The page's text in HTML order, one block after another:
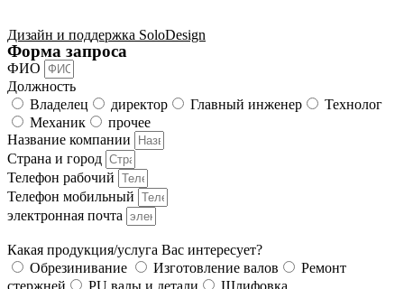
Дизайн и поддержка SoloDesign
Форма запроса
ФИО
Должность
Владелец
директор Главный инженер
Технолог
Механик
прочее
Название компании
Страна и город
Телефон рабочий
Телефон мобильный
электронная почта
Какая продукция/услуга Вас интересует?
Обрезинивание
Изготовление валов
Ремонт
стержней
PU валы и детали
Шлифовка